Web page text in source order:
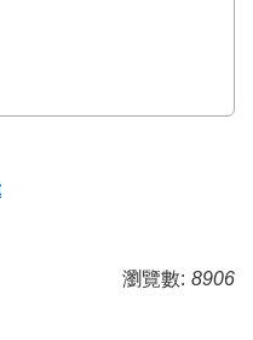
瀏覽數: 8906